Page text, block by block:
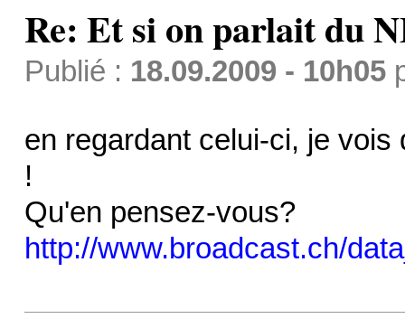
Re: Et si on parlait du
Publié : 18.09.2009 - 10h05
en regardant celui-ci, je
!
Qu'en pensez-vous?
http://www.broadcast.ch/